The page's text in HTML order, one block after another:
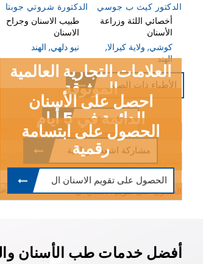
الدكتورة شروتي جوبتا
طبيب الاسنان وجراح
الاسنان
نيو دلهي, الهند
الدكتور كيث ب جوسي
أخصائي اللثة وزراعة
الأسنان
كوشي, ولاية كيرالا,
الهند
الأطباء ذات الصلة
العلامات التجارية العالمية
الموثوقة
مطلوب الان
احصل على الأسنان
الدائمة في 5 أيام
مشاركة اشعة بنورامية
الحصول على ابتسامة
رقمية
الحصول على تقويم الاسنان ال
أفضل خدمات طب الأسنان